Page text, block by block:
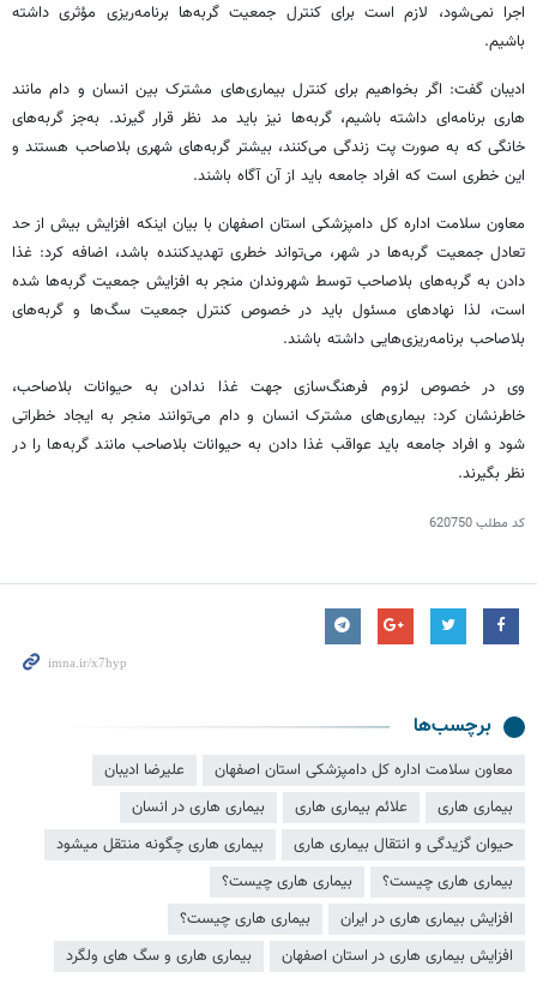
اجرا نمی‌شود، لازم است برای کنترل جمعیت گربه‌ها برنامه‌ریزی مؤثری داشته
باشیم.
ادیبان گفت: اگر بخواهیم برای کنترل بیماری‌های مشترک بین انسان و دام مانند
هاری برنامه‌ای داشته باشیم، گربه‌ها نیز باید مد نظر قرار گیرند. به‌جز گربه‌های
خانگی که به صورتپت زندگی می‌کنند، بیشتر گربه‌های شهری بلاصاحب هستند و
این خطری است که افراد جامعه باید از آن آگاه باشند.
معاون سلامت اداره کل دامپزشکی استان اصفهان با بیان اینکه افزایش بیش از حد
تعادل جمعیت گربه‌ها در شهر، می‌تواند خطری تهدیدکننده باشد، اضافه کرد: غذا
دادن به گربه‌های بلاصاحبتوسط شهروندان منجر به افزایش جمعیت گربه‌ها شده
است، لذا نهادهای مسئول باید در خصوص کنترل جمعیت سگ‌ها و گربه‌های
بلاصاحب برنامه‌ریزی‌هایی داشته باشند.
وی در خصوص لزوم فرهنگ‌سازی جهت غذا ندادن به حیوانات بلاصاحب،
خاطرنشان کرد: بیماری‌های مشترک انسان و دام می‌توانند منجر به ایجاد خطراتی
شود و افراد جامعه باید عواقب غذا دادن به حیوانات بلاصاحب مانند گربه‌ها را در
نظر بگیرند.
کد مطلب620750
برچسب‌ها
معاون سلامت اداره کل دامپزشکی استان اصفهان
علیرضا ادیبان
بیماری هاری
علائم بیماری هاری
بیماری هاری در انسان
حیوان گزیدگی و انتقال بیماری هاری
بیماری هاری چگونه منتقل میشود
بیماری هاری چیست؟
بیماری هاری چیست؟
افزایش بیماری هاری در ایران
بیماری هاری چیست؟
افزایش بیماری هاری در استان اصفهان
بیماری هاری و سگ های ولگرد